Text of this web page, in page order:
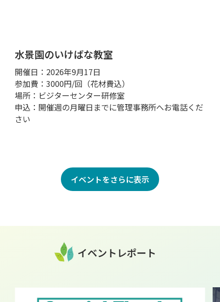
水景園のいけばな教室
開催日：2026年9月17日
参加費：3000円/回（花材費込）
場所：ビジターセンター研修室
申込：開催週の月曜日までに管理事務所へお電話くだ
さい
イベントをさらに表示
イベントレポート